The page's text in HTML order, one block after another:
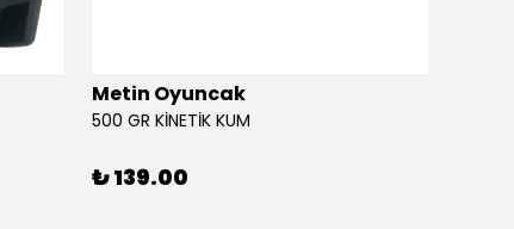
Metin Oyuncak
500 GR KİNETİK KUM
₺ 139.00